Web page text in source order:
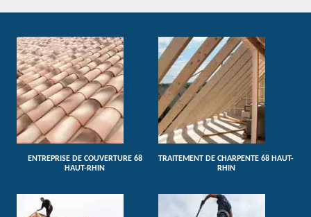
ENTREPRISE DE COUVERTURE 68
HAUT-RHIN
TRAITEMENT DE CHARPENTE 68 HAUT-
RHIN